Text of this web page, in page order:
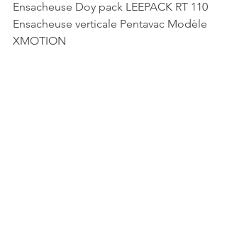
Ensacheuse Doy pack LEEPACK RT 110
Ensacheuse verticale Pentavac Modèle
XMOTION